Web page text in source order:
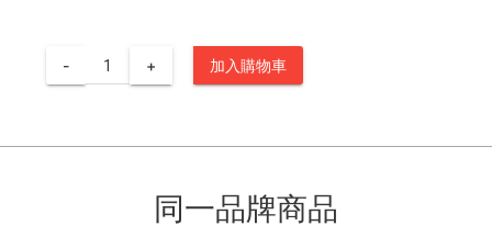
- + 加入購物車
同一品牌商品